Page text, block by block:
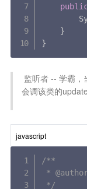
}
}
会调该类的
javascript
/**
*
*/